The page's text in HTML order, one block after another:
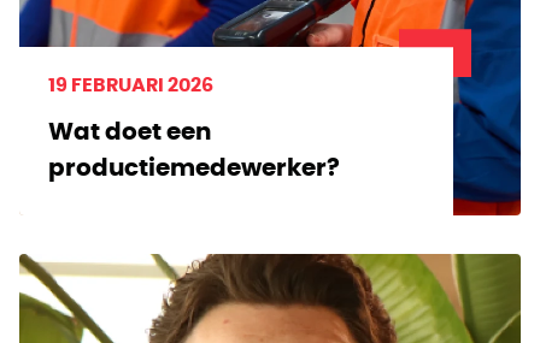
19 FEBRUARI 2026
Wat doet een
productiemedewerker?